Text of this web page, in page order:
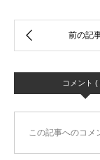
コメント (
この記事へのコメ